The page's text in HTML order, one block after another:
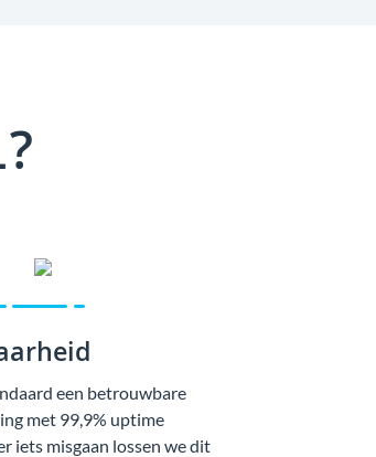
een betrouwbare
met 99,9% uptime
iets misgaan lossen we dit